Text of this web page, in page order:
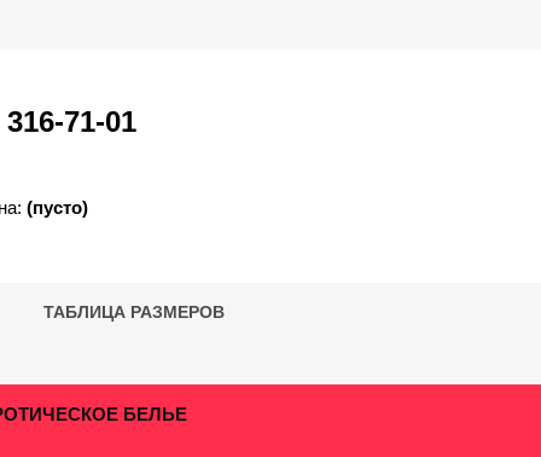
316-71-01
(пусто)
ТАБЛИЦА РАЗМЕРОВ
БЕЛЬЕ